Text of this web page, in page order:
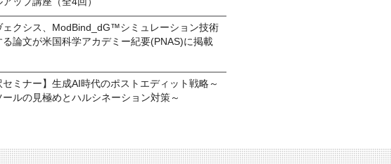
ェクシス、ModBind_dG™シミュレーション技術
る論文が米国科学アカデミー紀要(PNAS)に掲載
セミナー】生成AI時代のポストエディット戦略～
ールの見極めとハルシネーション対策～